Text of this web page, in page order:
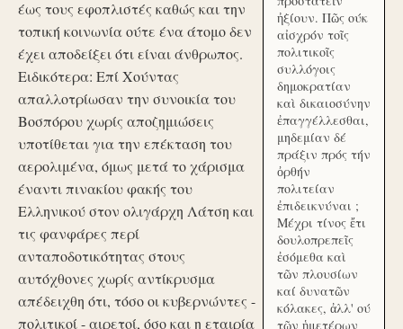
έως τους εφοπλιστές καθώς και την
τοπική κοινωνία ούτε ένα άτομο δεν
έχει αποδείξει ότι είναι άνθρωπος.
Ειδικότερα: Επί Χούντας
απαλλοτρίωσαν την συνοικία του
Βοσπόρου χωρίς αποζημιώσεις
υποτίθεται για την επέκταση του
αερολιμένα, όμως μετά το χάρισμα
έναντι πινακίου φακής του
Ελληνικού στον ολιγάρχη Λάτση και
τις φανφάρες περί
ανταποδοτικότητας στους
αυτόχθονες χωρίς αντίκρυσμα
απέδειχθη ότι, τόσο οι κυβερνώντες -
πολιτικοί - αιρετοί, όσο και η εταιρία
ἠξίουν. Πῶς ούκ
αἰσχρόν τοῖς
πολιτικοῖς
συλλόγοις
δημοκρατίαν
καὶ δικαιοσύνην
ἐπαγγέλλεσθαι,
μηδεμίαν δέ
πράξιν πρός τήν
ὀρθήν
πολιτείαν
ἐπιδεικνύναι ;
Μέχρι τίνος ἔτι
δουλοπρεπεῖς
ἐσόμεθα καὶ
τῶν πλουσίων
καί δυνατῶν
κόλακες, ἀλλ' ού
τῶν ἡμετέρων